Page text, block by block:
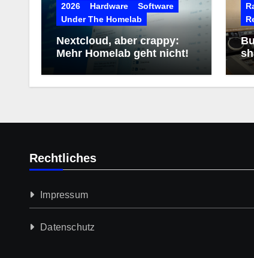
2026 Hardware
Software
Under The Homelab
Nextcloud, aber crappy:
Mehr Homelab geht nicht!
Rechtliches
Impressum
Datenschutz­